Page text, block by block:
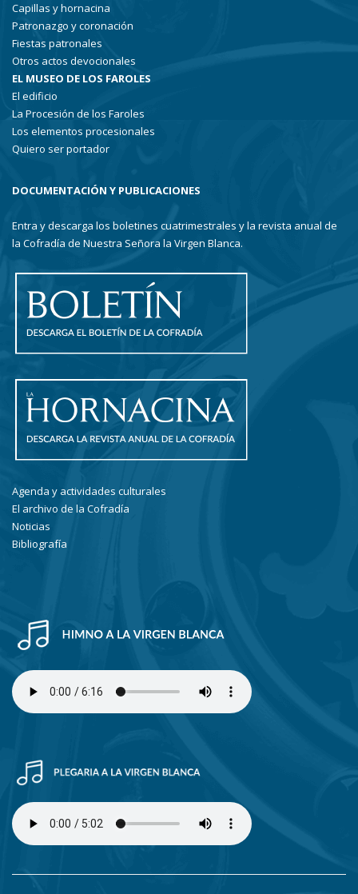
Capillas y hornacina
Patronazgo y coronación
Fiestas patronales
Otros actos devocionales
EL MUSEO DE LOS FAROLES
El edificio
La Procesión de los Faroles
Los elementos procesionales
Quiero ser portador
DOCUMENTACIÓN Y PUBLICACIONES
Entra y descarga los boletines cuatrimestrales y la revista anual de
la Cofradía de Nuestra Señora la Virgen Blanca.
Agenda y actividades culturales
El archivo de la Cofradía
Noticias
Bibliografía